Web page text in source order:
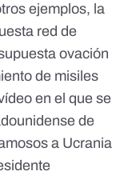
ejemplos, la
red de
ovación
de misiles
en el que se
de
a Ucrania